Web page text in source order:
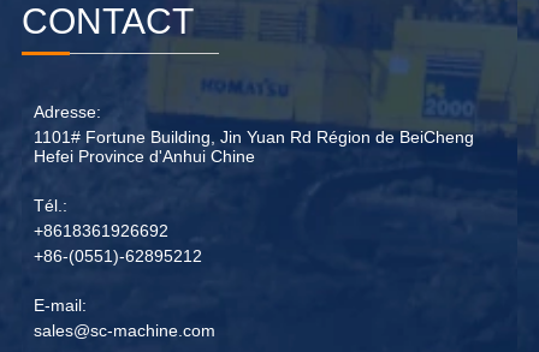
CONTACT
Adresse:
1101# Fortune Building, Jin Yuan Rd Région de BeiCheng
Hefei Province d'Anhui Chine
Tél.:
+8618361926692
+86-(0551)-62895212
E-mail:
sales@sc-machine.com